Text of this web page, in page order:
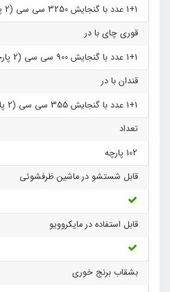
1+1 عدد با گنجایش 3250 سی‌ سی (2 پارچه)
قوری چای با در
1+1 عدد با گنجایش 900 سی سی (2 پارچه)
قندان با در
1+1 عدد با گنجایش 355 سی سی (2 پارچه)
تعداد
102 پارچه
قابل شستشو در ماشین ظرفشوئی
قابل استفاده در مایکروویو
بشقاب برنج خوری